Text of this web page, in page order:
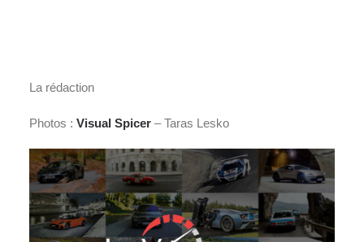
La rédaction
Photos : Visual Spicer – Taras Lesko